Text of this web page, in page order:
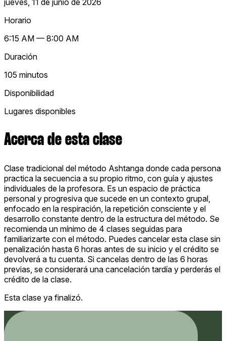
jueves, 11 de junio de 2026
Horario
6:15 AM — 8:00 AM
Duración
105 minutos
Disponibilidad
Lugares disponibles
Acerca de esta clase
Clase tradicional del método Ashtanga donde cada persona
practica la secuencia a su propio ritmo, con guía y ajustes
individuales de la profesora. Es un espacio de práctica
personal y progresiva que sucede en un contexto grupal,
enfocado en la respiración, la repetición consciente y el
desarrollo constante dentro de la estructura del método. Se
recomienda un mínimo de 4 clases seguidas para
familiarizarte con el método. Puedes cancelar esta clase sin
penalización hasta 6 horas antes de su inicio y el crédito se
devolverá a tu cuenta. Si cancelas dentro de las 6 horas
previas, se considerará una cancelación tardía y perderás el
crédito de la clase.
Esta clase ya finalizó.